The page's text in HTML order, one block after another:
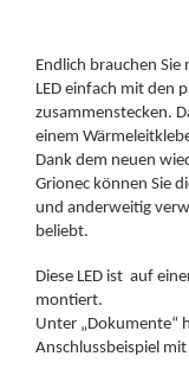
Endlich brauchen
LED einfach mit den
zusammenstecken.
einem
Dank dem neuen
Grionec können Sie
und anderweitig
beliebt.
Diese LED ist auf
montiert.
Unter „Dokumente“
Anschlussbeispiel